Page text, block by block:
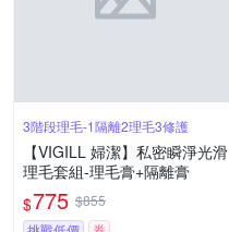
3階段理毛-1隔離2理毛3修護
【VIGILL 婦潔】私密瞬淨光滑
理毛套組-理毛膏+隔離膏
$775 $855